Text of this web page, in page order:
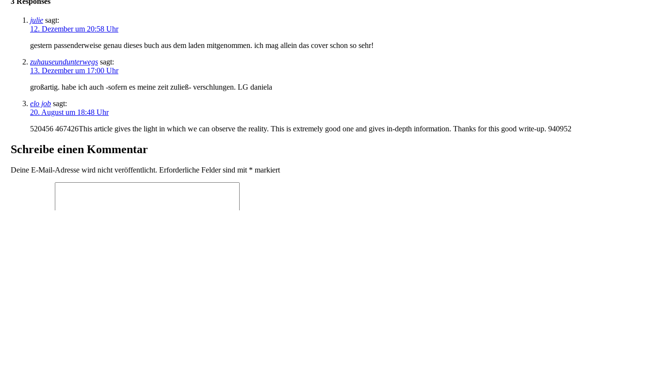
julie sagt:
12. Dezember um 20:58 Uhr
gestern passenderweise genau dieses buch aus dem laden mitgenommen. ich mag allein das cover schon so sehr!
zuhauseundunterwegs sagt:
13. Dezember um 17:00 Uhr
großartig. habe ich auch -sofern es meine zeit zuließ- verschlungen. LG daniela
elo job sagt:
20. August um 18:48 Uhr
520456 467426This article gives the light in which we can observe the reality. This is extremely good one and gives in-depth information. Thanks for this good write-up. 940952
Schreibe einen Kommentar
Deine E-Mail-Adresse wird nicht veröffentlicht. Erforderliche Felder sind mit * markiert